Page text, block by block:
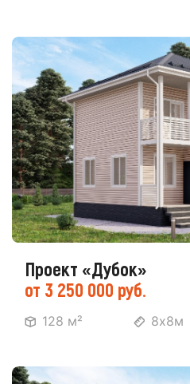
Проект «Дубок»
от 3 250 000 руб.
128 м² 8х8м